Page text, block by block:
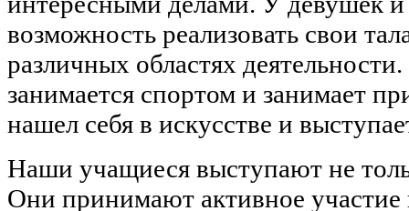
возможность реализовать свои
различных областях
занимается спортом и занимает
нашел себя в искусстве и
Наши учащиеся выступают не
Они принимают активное участие